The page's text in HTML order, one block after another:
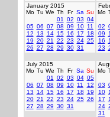
January 2015
Mo Tu We Th Fr Sa Su
01
02 03 04
05 06 07 08 09 10 11
12
13 14 15 16 17
18
19 20 21 22 23 24 25
26 27 28 29 30 31
Mo
02
09
16
23
July 2015
Mo Tu We Th Fr Sa Su
01
02 03 04 05
06 07 08 09 10 11
12
13
14 15 16 17 18
19
20 21 22 23 24 25 26
27 28 29 30 31
Mo
03
10
17
24
31